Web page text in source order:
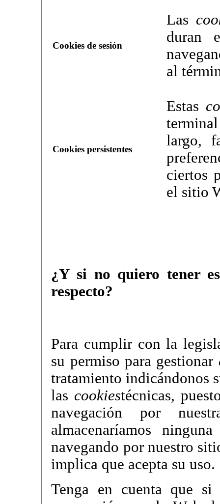
Cookies de sesión
Las
duran
al
Cookies persistentes
Estas
largo,
ciertos
el sitio
¿Y si no quiero tener
respecto?
Para cumplir con la
su permiso para gestionar
tratamiento indicándonos
las cookiestécnicas,
navegación por
almacenaríamos
navegando por nuestro
implica que acepta su uso.
Tenga en cuenta que